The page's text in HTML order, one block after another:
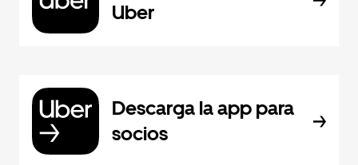
Uber
Descarga la app para
socios